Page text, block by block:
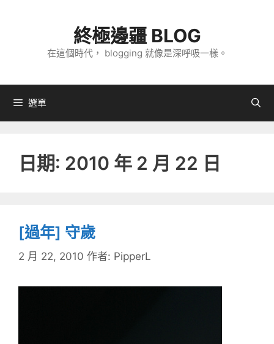
內
終極邊疆 BLOG
在這個時代， blogging 就像是深呼吸一樣。
選單
日期: 2010 年 2 月 22 日
[過年] 守歲
2 月 22, 2010 作者: PipperL